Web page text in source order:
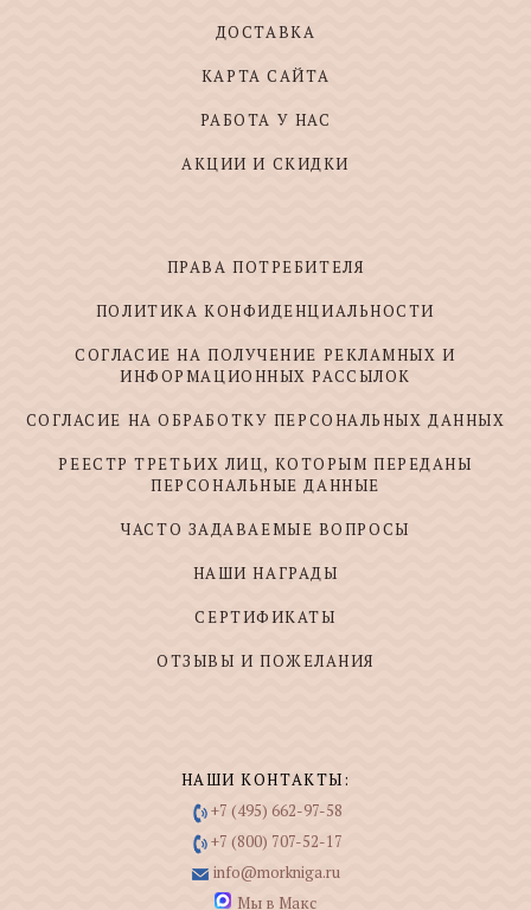
ДОСТАВКА
КАРТА САЙТА
РАБОТА У НАС
АКЦИИ И СКИДКИ
ПРАВА ПОТРЕБИТЕЛЯ
ПОЛИТИКА КОНФИДЕНЦИАЛЬНОСТИ
СОГЛАСИЕ НА ПОЛУЧЕНИЕ РЕКЛАМНЫХ И
ИНФОРМАЦИОННЫХ РАССЫЛОК
СОГЛАСИЕ НА ОБРАБОТКУ ПЕРСОНАЛЬНЫХ ДАННЫХ
РЕЕСТР ТРЕТЬИХ ЛИЦ, КОТОРЫМ ПЕРЕДАНЫ
ПЕРСОНАЛЬНЫЕ ДАННЫЕ
ЧАСТО ЗАДАВАЕМЫЕ ВОПРОСЫ
НАШИ НАГРАДЫ
СЕРТИФИКАТЫ
ОТЗЫВЫ И ПОЖЕЛАНИЯ
НАШИ КОНТАКТЫ:
+7 (495) 662-97-58
+7 (800) 707-52-17
info@morkniga.ru
Мы в Макс